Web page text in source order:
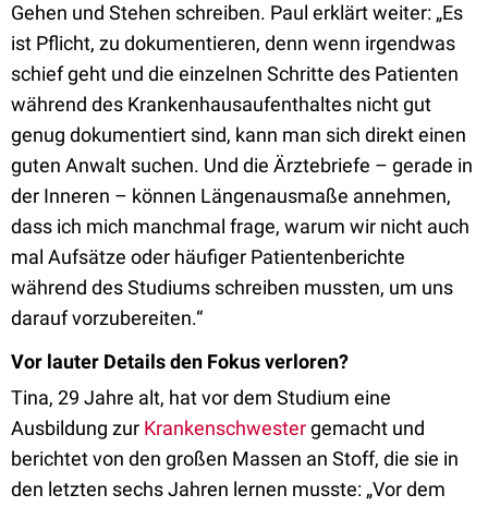
Gehen und Stehen schreiben. Paul erklärt weiter: „Es
ist Pflicht, zu dokumentieren, denn wenn irgendwas
schief geht und die einzelnen Schritte des Patienten
während des Krankenhausaufenthaltes nicht gut
genug dokumentiert sind, kann man sich direkt einen
guten Anwalt suchen. Und die Ärztebriefe – gerade in
der Inneren – können Längenausmaße annehmen,
dass ich mich manchmal frage, warum wir nicht auch
mal Aufsätze oder häufiger Patientenberichte
während des Studiums schreiben mussten, um uns
darauf vorzubereiten.“
Vor lauter Details den Fokus verloren?
Tina, 29 Jahre alt, hat vor dem Studium eine
Ausbildung zur Krankenschwestergemacht und
berichtet von den großen Massen an Stoff, die sie in
den letzten sechs Jahren lernen musste: „Vor dem